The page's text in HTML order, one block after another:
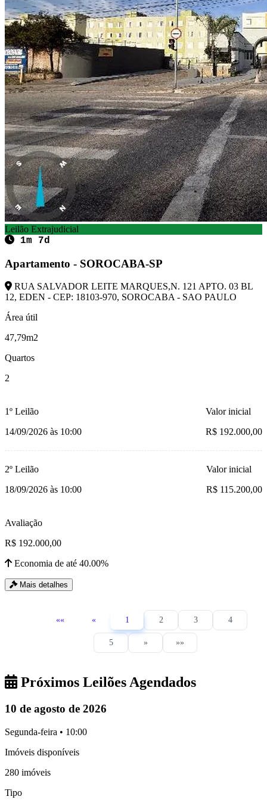
Leilão Extrajudicial
1m 7d
Apartamento - SOROCABA-SP
RUA SALVADOR LEITE MARQUES,N. 121 APTO. 03 BL
12, EDEN - CEP: 18103-970, SOROCABA - SAO PAULO
Área útil
47,79m2
Quartos
2
1º Leilão
14/09/2026 às 10:00
Valor inicial
R$ 192.000,00
2º Leilão
18/09/2026 às 10:00
Valor inicial
R$ 115.200,00
Avaliação
R$ 192.000,00
Economia de até 40.00%
Mais detalhes
«« « 1 2 3 4
5 » »»
Próximos Leilões Agendados
10 de agosto de 2026
Segunda-feira • 10:00
Imóveis disponíveis
280 imóveis
Tipo